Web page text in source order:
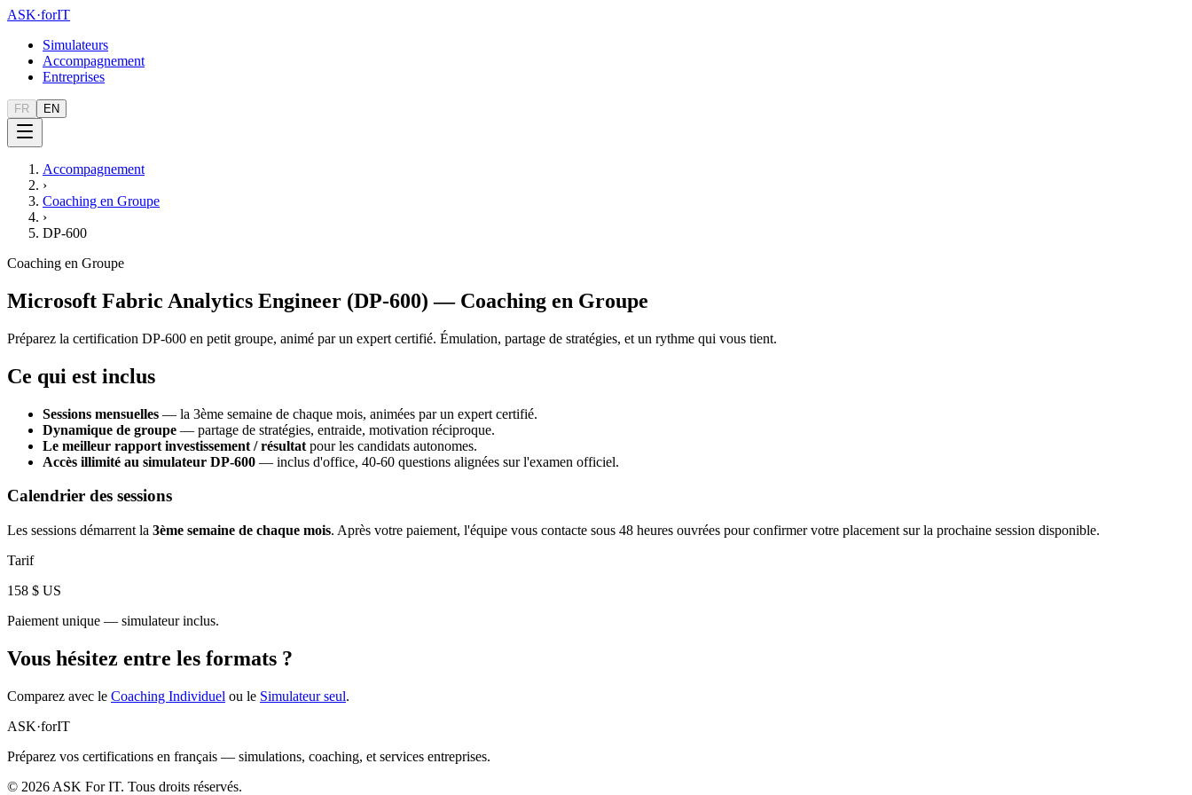
ASK·forIT
Simulateurs
Accompagnement
Entreprises
FR EN
Accompagnement
›
Coaching en Groupe
›
DP-600
Coaching en Groupe
Microsoft Fabric Analytics Engineer (DP-600) — Coaching en Groupe
Préparez la certification DP-600 en petit groupe, animé par un expert certifié. Émulation, partage de stratégies, et un rythme qui vous tient.
Ce qui est inclus
Sessions mensuelles — la 3ème semaine de chaque mois, animées par un expert certifié.
Dynamique de groupe — partage de stratégies, entraide, motivation réciproque.
Le meilleur rapport investissement / résultat pour les candidats autonomes.
Accès illimité au simulateur DP-600 — inclus d'office, 40-60 questions alignées sur l'examen officiel.
Calendrier des sessions
Les sessions démarrent la 3ème semaine de chaque mois. Après votre paiement, l'équipe vous contacte sous 48 heures ouvrées pour confirmer votre placement sur la prochaine session disponible.
Tarif
158 $ US
Paiement unique — simulateur inclus.
Vous hésitez entre les formats ?
Comparez avec le Coaching Individuel ou le Simulateur seul.
ASK·forIT
Préparez vos certifications en français — simulations, coaching, et services entreprises.
© 2026 ASK For IT. Tous droits réservés.